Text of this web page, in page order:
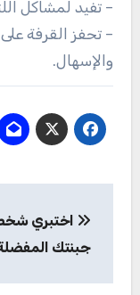
– تفيد لمشاكل
– تحفز القرفة
والإسهال.
المقالات
اختبري
جبنتك